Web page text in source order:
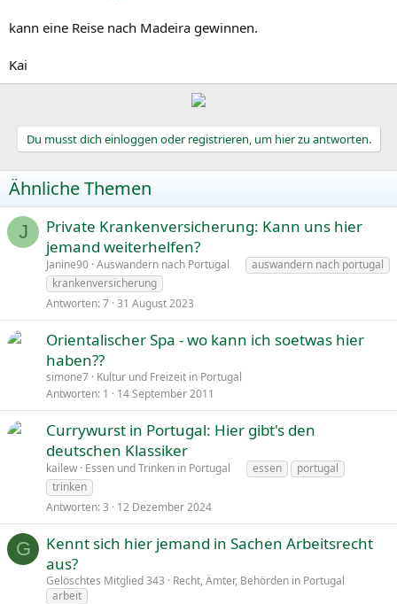
kann eine Reise nach Madeira gewinnen.
Kai
Du musst dich einloggen oder registrieren, um hier zu antworten.
Ähnliche Themen
J
Private Krankenversicherung: Kann uns hier
jemand weiterhelfen?
Janine90 Auswandern nach Portugal
auswandern nach portugal
krankenversicherung
Antworten 7 31 August 2023
Orientalischer Spa - wo kann ich soetwas hier
haben??
simone7 Kultur und Freizeit in Portugal
Antworten 1 14 September 2011
Currywurst in Portugal: Hier gibt's den
deutschen Klassiker
kailew Essen und Trinken in Portugal essen
portugal
trinken
Antworten 3 12 Dezember 2024
G
Kennt sich hier jemand in Sachen Arbeitsrecht
aus?
Gelöschtes Mitglied 343
Recht, Ämter, Behörden in Portugal
arbeit